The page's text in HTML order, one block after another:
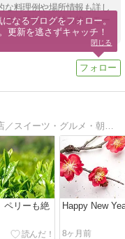
な料理例や場所情報も詳し
に登場する魅力的なモー
「あさみや茶スイーツ」の味わえるお店／スイーツ・グルメ・朝宮茶・信楽焼の事などを書いています！見ていって下さいね！！
ペリーも絶
Happy New
8ヶ月前
になるブログをフォロー。
更新を逃さずキャッチ！
閉じる